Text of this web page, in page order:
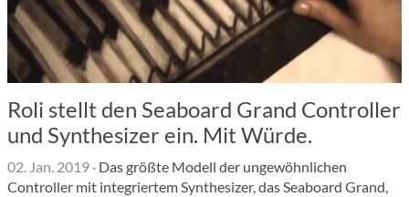
Roli stellt den Seaboard Grand Controller
und Synthesizer ein. Mit Würde.
02. Jan. 2019 · Das größte Modell der ungewöhnlichen
Controller mit integriertem Synthesizer, das Seaboard Grand,